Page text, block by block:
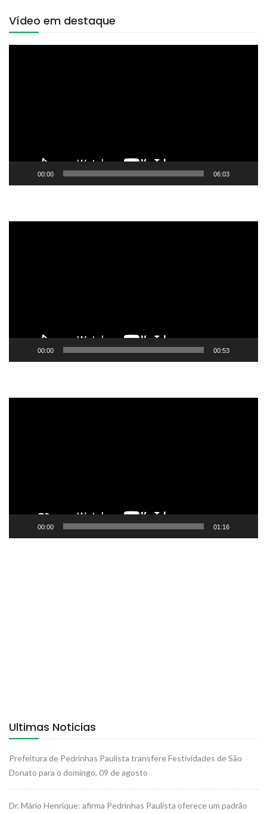
Vídeo em destaque
00:00 06:03
00:00 00:53
00:00 01:16
Ultimas Noticias
Prefeitura de Pedrinhas Paulista transfere Festividades de São
Donato para o domingo, 09 de agosto
Dr. Mário Henrique: afirma Pedrinhas Paulista oferece um padrão